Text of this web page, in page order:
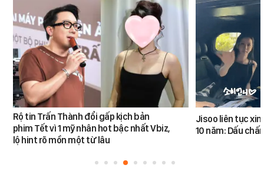
Rộ tin Trấn Thành đổi gấp kịch bản
phim Tết vì 1 mỹ nhân hot bậc nhất Vbiz,
lộ hint rõ mồn một từ lâu
Jisoo liên tục
10 năm: Dấu